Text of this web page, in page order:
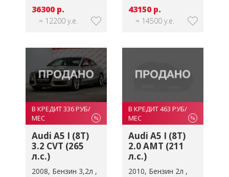
36300 р.
≈ 12200 у.е.
43150 р.
≈ 14500 у.е.
В КРЕДИТ 336 РУБ/
МЕС
%
Audi A5 I (8T)
3.2 CVT (265
л.с.)
2008 Бензин 3,2л
В КРЕДИТ 463 РУБ/
МЕС
%
Audi A5 I (8T)
2.0 AMT (211
л.с.)
2010 Бензин 2л